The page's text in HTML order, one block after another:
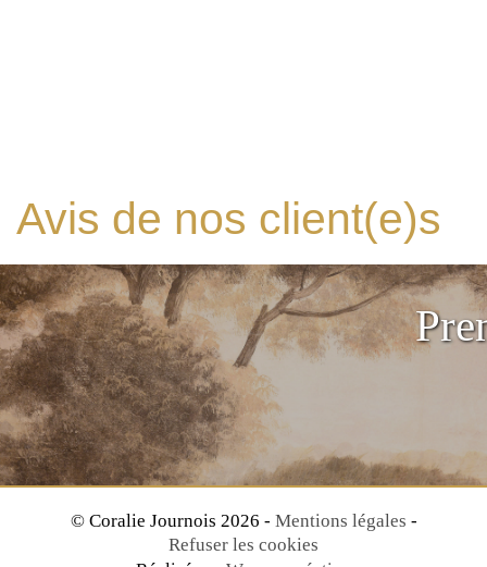
Avis de nos client(e)s
© Coralie Journois 2026 - Mentions légales -
Refuser les cookies